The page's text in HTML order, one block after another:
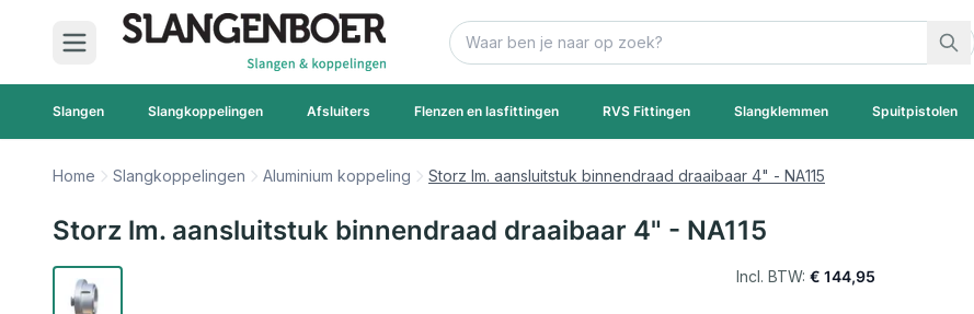
Ga naar de inhoud
Zoek
Slangen Slangkoppelingen Afsluiters Flenzen en lasfittingen RVS Fittingen Slangklemmen Spuitpistolen
Home Slangkoppelingen Aluminium koppeling Storz lm. aansluitstuk binnendraad draaibaar 4" - NA115
Storz lm. aansluitstuk binnendraad draaibaar 4" - NA115
€ 144,95